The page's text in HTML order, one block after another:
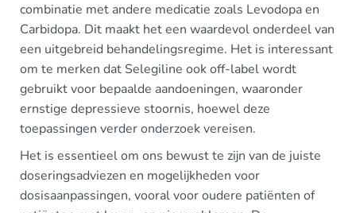
combinatie met andere medicatie zoals Levodopa en
Carbidopa. Dit maakt het een waardevol onderdeel van
een uitgebreid behandelingsregime. Het is interessant
om te merken dat Selegiline ook off-label wordt
gebruikt voor bepaalde aandoeningen, waaronder
ernstige depressieve stoornis, hoewel deze
toepassingen verder onderzoek vereisen.
Het is essentieel om ons bewust te zijn van de juiste
doseringsadviezen en mogelijkheden voor
dosisaanpassingen, vooral voor oudere patiënten of